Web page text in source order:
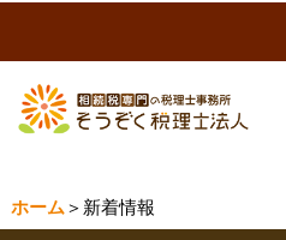
ホーム ＞新着情報